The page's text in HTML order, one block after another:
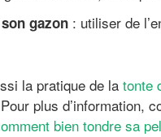
gazon : utiliser de
la pratique de latonte
plus d’information,
bien tondre sa